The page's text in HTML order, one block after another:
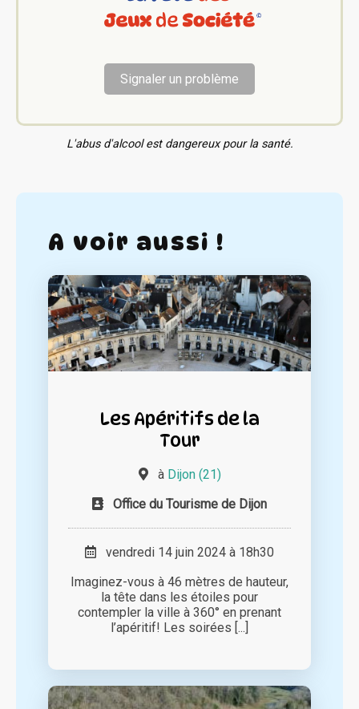
Signaler un problème
L'abus d'alcool est dangereux pour la santé.
A voir aussi !
Les Apéritifs de la
Tour
à Dijon (21)
Office du Tourisme de Dijon
vendredi 14 juin 2024 à 18h30
Imaginez-vous à 46 mètres de hauteur,
la tête dans les étoiles pour
contempler la ville à 360° en prenant
l’apéritif! Les soirées [...]